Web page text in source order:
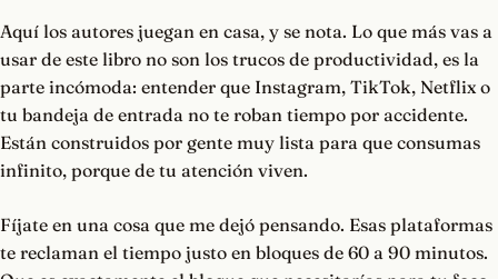
Aquí los autores juegan en casa, y se nota. Lo que más vas a
usar de este libro no son los trucos de productividad, es la
parte incómoda: entender que Instagram, TikTok, Netflix o
tu bandeja de entrada no te roban tiempo por accidente.
Están construidos por gente muy lista para que consumas
infinito, porque de tu atención viven.
Fíjate en una cosa que me dejó pensando. Esas plataformas
te reclaman el tiempo justo en bloques de 60 a 90 minutos.